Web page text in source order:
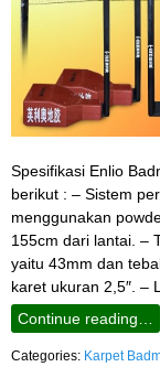
Spesifikasi Enlio
berikut : – Sistem
menggunakan
155cm dari lantai. –
yaitu 43mm dan
karet ukuran 2,5″. –
Continue reading…
Categories: Karpet